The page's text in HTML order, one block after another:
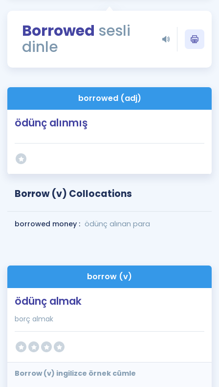
Rehberlik Aracı
ÖSYM Sınav Takvimi
İngilizce Gramer
Borrowed sesli
dinle
borrowed (adj)
ödünç alınmış
Borrow (v) Collocations
borrowed money : ödünç alınan para
borrow (v)
ödünç almak
borç almak
Borrow (v) ingilizce örnek cümle